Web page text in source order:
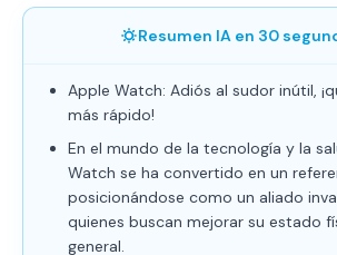
Resumen IA en 30
Apple Watch: Adiós al sudor inútil,
más rápido!
En el mundo de la tecnología y la
Watch se ha convertido en un
posicionándose como un aliado
quienes buscan mejorar su estado
general.